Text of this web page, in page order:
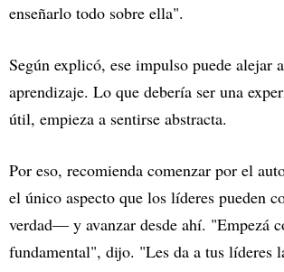
enseñarlo todo sobre ella".
Según explicó, ese impulso puede alejar
aprendizaje. Lo que debería ser una
útil, empieza a sentirse abstracta.
Por eso, recomienda comenzar por el
el único aspecto que los líderes pueden
verdad— y avanzar desde ahí. "Empezá
fundamental", dijo. "Les da a tus líderes